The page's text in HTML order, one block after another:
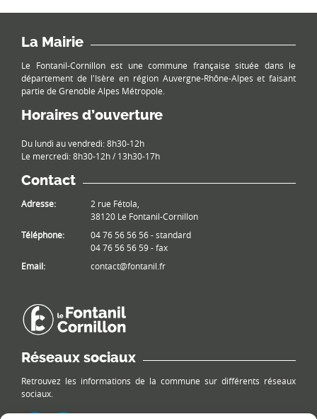
La Mairie
Le Fontanil-Cornillon est une commune française située dans le
département de l'Isère en région Auvergne-Rhône-Alpes et faisant
partie de Grenoble Alpes Métropole.
Horaires d’ouverture
Du lundi au vendredi: 8h30-12h
Le mercredi: 8h30-12h / 13h30-17h
Contact
Adresse:
2 rue Fétola,
38120 Le Fontanil-Cornillon
Téléphone:
04 76 56 56 56 - standard
04 76 56 56 59 - fax
Email:
contact@fontanil.fr
Réseaux sociaux
Retrouvez les informations de la commune sur différents réseaux
sociaux.